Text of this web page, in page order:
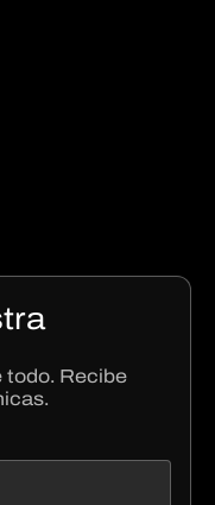
todo. Recibe